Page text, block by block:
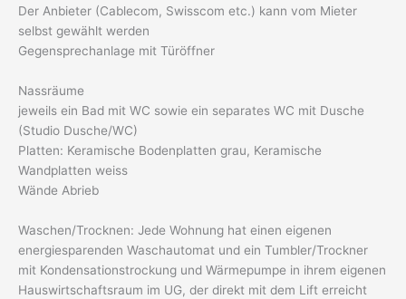
Der Anbieter (Cablecom, Swisscom etc.) kann vom Mieter
selbst gewählt werden
Gegensprechanlage mit Türöffner
Nassräume
jeweils ein Bad mit WC sowie ein separates WC mit Dusche
(Studio Dusche/WC)
Platten: Keramische Bodenplatten grau, Keramische
Wandplatten weiss
Wände Abrieb
Waschen/Trocknen: Jede Wohnung hat einen eigenen
energiesparenden Waschautomat und ein Tumbler/Trockner
mit Kondensationstrockung und Wärmepumpe in ihrem eigenen
Hauswirtschaftsraum im UG, der direkt mit dem Lift erreicht